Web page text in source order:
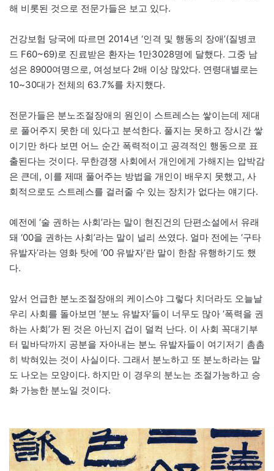
해 비롯된 것으로 전문가들은 보고 있다.
건강보험 당국에 따르면 2014년 ‘인격 및 행동의 장애’(질병코
드 F60~69)로 진료받은 환자는 1만3028명에 달했다. 그중 남
성은 8900여명으로, 여성보다 2배 이상 많았다. 연령대별로는
10~30대가 전체의 63.7%를 차지했다.
전문가들은 분노조절장애의 원인이 스트레스는 쌓이는데 제대
로 풀어주지 못한 데 있다고 분석한다. 풀지는 못하고 장시간 쌓
이기만 하다 보면 어느 순간 폭력적이고 공격적인 행동으로 표
출된다는 것이다. 무한경쟁 사회에서 개인에게 가해지는 압박감
은 큰데, 이를 제때 풀어주는 방법을 개인이 배우지 못했고, 사
회적으로도 스트레스를 걸러줄 수 있는 장치가 없다는 얘기다.
예전에 ‘술 권하는 사회’라는 말이 현진건의 단편소설에서 유래
돼 ‘00을 권하는 사회’라는 말이 널리 쓰였다. 얼마 전에는 ‘구타
유발자’라는 영화 탓에 ‘00 유발자’란 말이 한참 유행하기도 했
다.
앞서 언급한 분노조절장애의 케이스야 그렇다 치더라도 오늘날
우리 사회를 돌아보면 ‘분노 유발자’들이 너무도 많아 ‘폭력을 권
하는 사회’가 된 것은 아닌지 겁이 덜컥 난다. 이 사회 꼭대기부
터 밑바닥까지 공분을 자아내는 분노 유발자들이 여기저기 촘촘
히 박혀있는 것이 사실이다. 그래서 분노하고 또 분노하라는 말
도 나오는 모양이다. 하지만 이 경우의 분노는 조절가능하고 승
화 가능한 분노일 것이다.